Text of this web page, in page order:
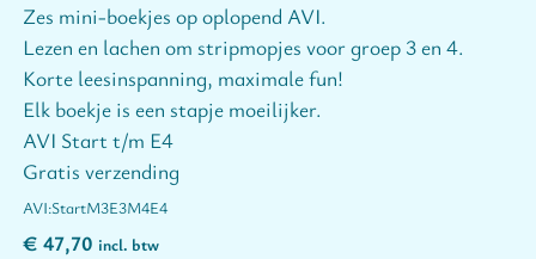
Zes mini-boekjes op oplopend AVI.
Lezen en lachen om stripmopjes voor groep 3 en 4.
Korte leesinspanning, maximale fun!
Elk boekje is een stapje moeilijker.
AVI Start t/m E4
Gratis verzending
StartM3E3M4E4
€ 47,70 incl. btw